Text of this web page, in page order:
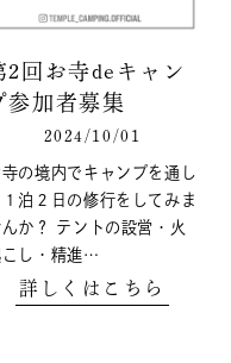
2回お寺deキャン
参加者募集
2024/10/01
寺の境内でキャンプを通し
１泊２日の修行をしてみま
か？ テントの設営・火
こし・精進…
詳しくはこちら